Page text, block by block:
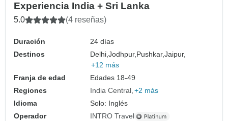
Experiencia India + Sri Lanka
5.0 (4 reseñas)
Duración
24 días
Destinos
Delhi,Jodhpur, Pushkar,Jaipur,
+12 más
Franja de edad
Edades 18-49
Regiones
India Central +2 más
Idioma
Solo: Inglés
Operador
INTRO Travel